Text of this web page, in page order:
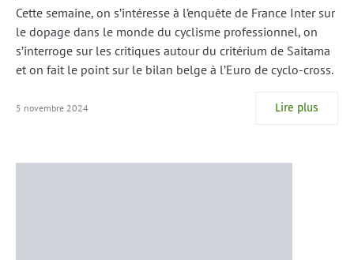
Cette semaine, on s’intéresse à l’enquête de France Inter sur
le dopage dans le monde du cyclisme professionnel, on
s’interroge sur les critiques autour du critérium de Saitama
et on fait le point sur le bilan belge à l’Euro de cyclo-cross.
5 novembre 2024 Lire plus